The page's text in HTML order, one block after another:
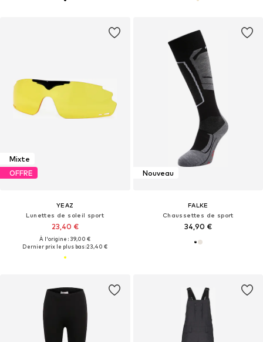
Mixte
OFFRE
YEAZ
Lunettes de soleil sport
23,40 €
À l'origine : 39,00 €
Dernier prix le plus bas :23,40 €
Nouveau
FALKE
Chaussettes de sport
34,90 €